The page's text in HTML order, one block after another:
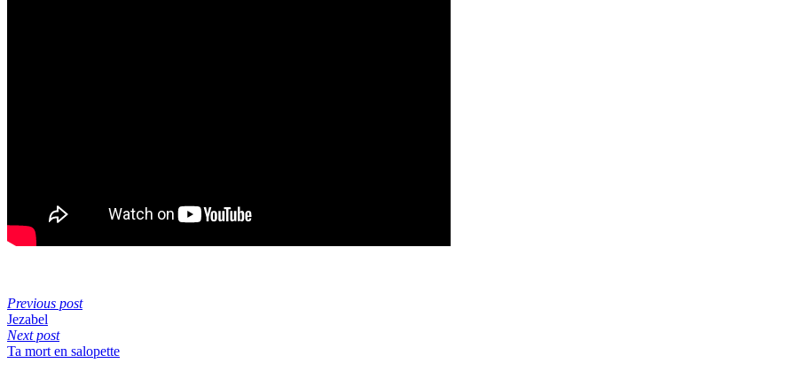
Previous post
Jezabel
Next post
Ta mort en salopette